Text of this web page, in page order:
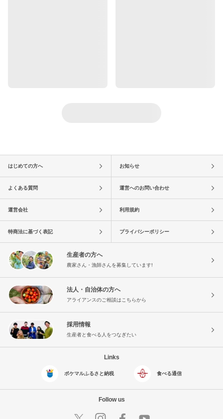
はじめての方へ お知らせ
よくある質問 運営へのお問い合わせ
運営会社 利用規約
特商法に基づく表記 プライバシーポリシー
生産者の方へ
農家さん・漁師さんを募集しています!
法人・自治体の方へ
アライアンスのご相談はこちらから
採用情報
生産者と食べる人をつなぎたい
Links
ポケマルふるさと納税 食べる通信
Follow us